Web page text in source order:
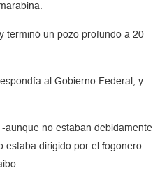
terminó un pozo profundo a 20
al Gobierno Federal, y
aunque no estaban debidamente
estaba dirigido por el fogonero